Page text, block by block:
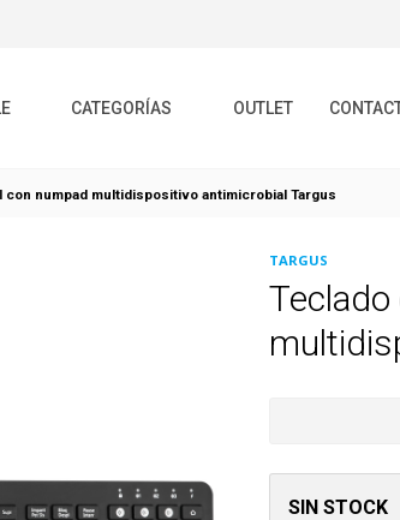
CATEGORÍAS OUTLET
con numpad multidispositivo antimicrobial Targus
TARGUS
SIN STOCK